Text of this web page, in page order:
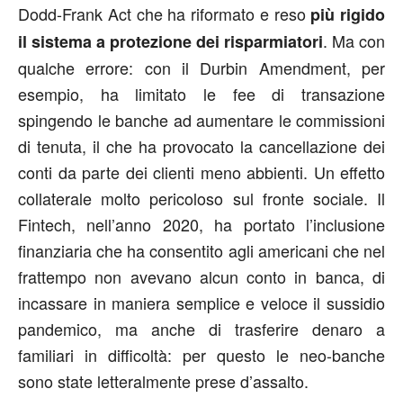
Dodd-Frank Act che ha riformato e reso più rigido
il sistema a protezione dei risparmiatori. Ma con
qualche errore: con il Durbin Amendment, per
esempio, ha limitato le fee di transazione
spingendo le banche ad aumentare le commissioni
di tenuta, il che ha provocato la cancellazione dei
conti da parte dei clienti meno abbienti. Un effetto
collaterale molto pericoloso sul fronte sociale. Il
Fintech, nell’anno 2020, ha portato l’inclusione
finanziaria che ha consentito agli americani che nel
frattempo non avevano alcun conto in banca, di
incassare in maniera semplice e veloce il sussidio
pandemico, ma anche di trasferire denaro a
familiari in difficoltà: per questo le neo-banche
sono state letteralmente prese d’assalto.